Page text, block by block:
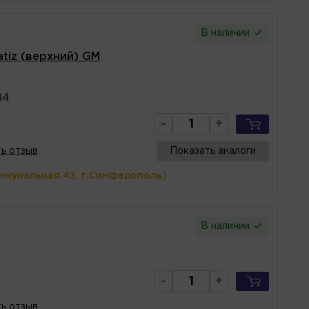
В наличии
(верхний) GM
- +
отзыв Показать аналоги
43, г.Симферополь)
В наличии
- +
отзыв